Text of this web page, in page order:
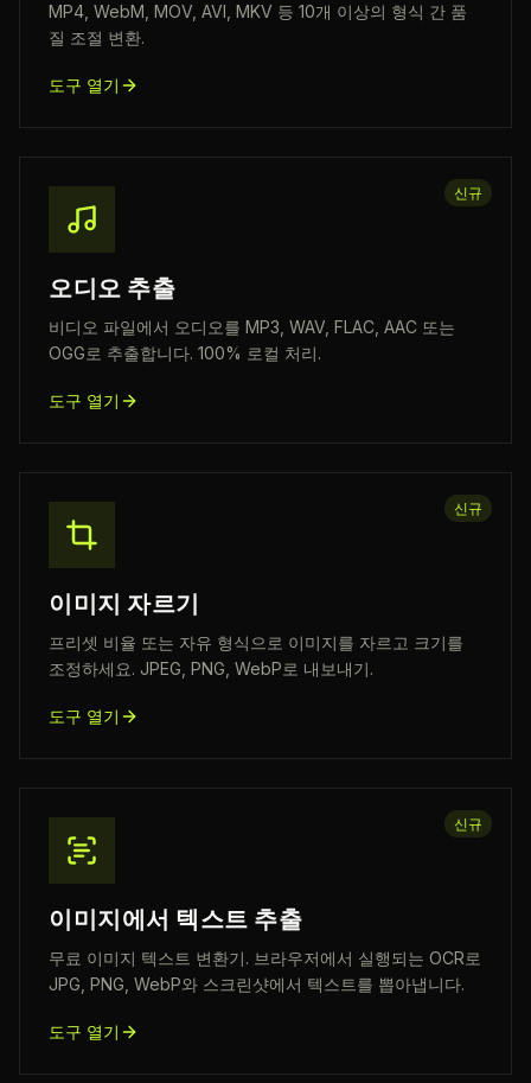
MP4, WebM, MOV, AVI, MKV 등 10개 이상의 형식 간 품
질 조절 변환.
도구 열기
신규
오디오 추출
비디오 파일에서 오디오를 MP3, WAV, FLAC, AAC 또는
OGG로 추출합니다. 100% 로컬 처리.
도구 열기
신규
이미지 자르기
프리셋 비율 또는 자유 형식으로 이미지를 자르고 크기를
조정하세요. JPEG, PNG, WebP로 내보내기.
도구 열기
신규
이미지에서 텍스트 추출
무료 이미지 텍스트 변환기. 브라우저에서 실행되는 OCR로
JPG, PNG, WebP와 스크린샷에서 텍스트를 뽑아냅니다.
도구 열기